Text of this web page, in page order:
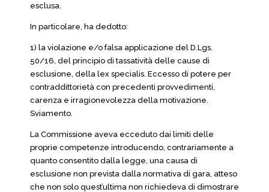
esclusa.
In particolare, ha dedotto:
1) la violazione e/o falsa applicazione del D.Lgs.
50/16, del principio di tassatività delle cause di
esclusione, della lex specialis. Eccesso di potere per
contraddittorietà con precedenti provvedimenti,
carenza e irragionevolezza della motivazione.
Sviamento.
La Commissione aveva ecceduto dai limiti delle
proprie competenze introducendo, contrariamente a
quanto consentito dalla legge, una causa di
esclusione non prevista dalla normativa di gara, atteso
che non solo quest’ultima non richiedeva di dimostrare